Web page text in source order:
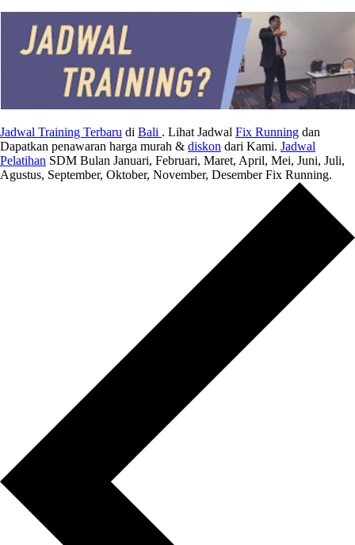
Jadwal Training Terbaru di Bali . Lihat Jadwal Fix Running dan
Dapatkan penawaran harga murah & diskon dari Kami. Jadwal
Pelatihan SDM Bulan Januari, Februari, Maret, April, Mei, Juni, Juli,
Agustus, September, Oktober, November, Desember Fix Running.